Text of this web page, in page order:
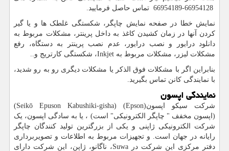
نمایش خطا در صفحه نمایش چاپگر، شکستگی غلطک ها و یا گیر
کردن آنها در زمان کشیدن کاغذ به داخل پرینتر، مشکلات مربوط به
دانلود درایور و نصب درایور، عدم نصب پرینتر به دستگاه، رفع
مشکلات لیزر، مشکلات مربوط به Inkjet، شکستگی کارتریج و..
بنابراین اگر با مشکلات فوق الذکر یا مشکلات دیگری رو به رو شدید،
با نمایندگی کانن تماس بگیرید.
نمایندگی اپسون
شرکت سیکو اپسون(Epson
) (Seikō Epuson Kabushiki-gisha)
(اپسون مخفف " چاپگر الکترونیکی" است) ، یا به سادگی اپسون، یک
شرکت الکترونیکی ژاپنی و یکی از بزرگترین تولید کنندگان چاپگر
رایانه در جهان است. و تجهیزات مربوط به اطلاعات و تصویربرداری
دفتر مرکزی این شرکت در Suwa، ناگانو، ژاپن، این شرکت دارای